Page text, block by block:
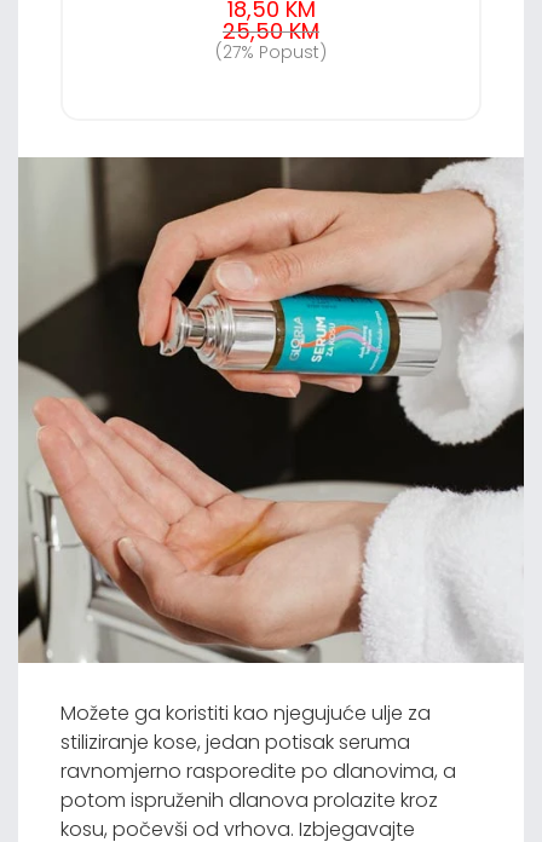
18,50 KM
25,50 KM
(27% Popust)
Možete ga koristiti kao njegujuće ulje za
stiliziranje kose, jedan potisak seruma
ravnomjerno rasporedite po dlanovima, a
potom ispruženih dlanova prolazite kroz
kosu, počevši od vrhova. Izbjegavajte